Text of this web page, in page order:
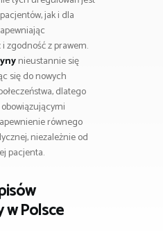
jak i dla
zgodność z prawem.
nieustannie się
się do nowych
dlatego
równego
niezależnie od
pacjenta.
Polsce